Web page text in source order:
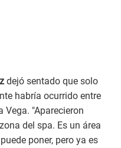
dejó sentado que solo
habría ocurrido entre
Vega. "Aparecieron
del spa. Es un área
poner, pero ya es